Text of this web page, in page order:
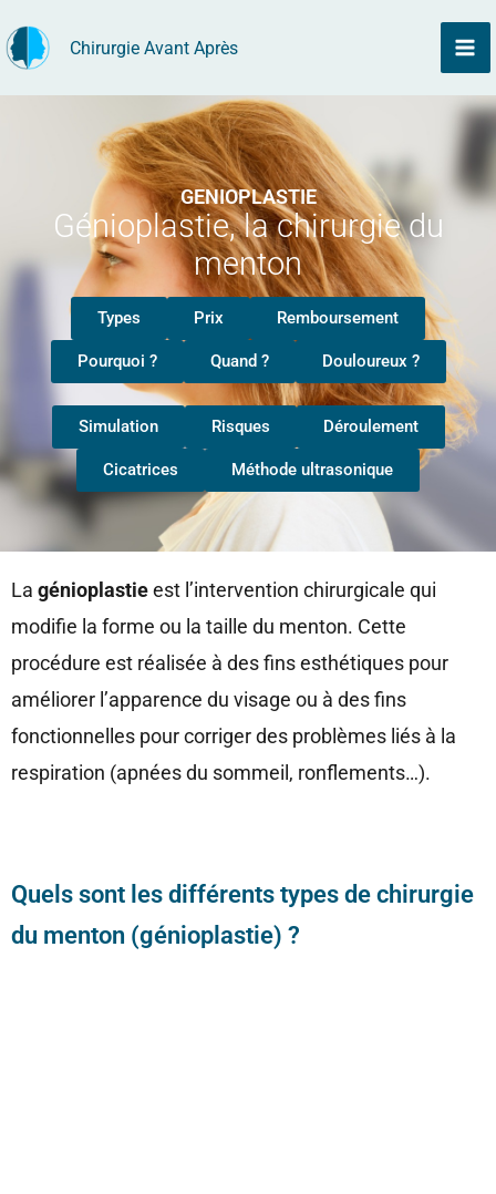
au
contenu
Chirurgie Avant Après
GENIOPLASTIE
Génioplastie, la chirurgie du
menton
Types Prix Remboursement
Pourquoi ? Quand ? Douloureux ?
Simulation Risques Déroulement
Cicatrices Méthode ultrasonique
La génioplastieest l’intervention chirurgicale qui
modifie la forme ou la taille du menton. Cette
procédure est réalisée à des fins esthétiques pour
améliorer l’apparence du visage ou à des fins
fonctionnelles pour corriger des problèmes liés à la
respiration (apnées du sommeil, ronflements…).
Quels sont les différents types de chirurgie
du menton (génioplastie) ?